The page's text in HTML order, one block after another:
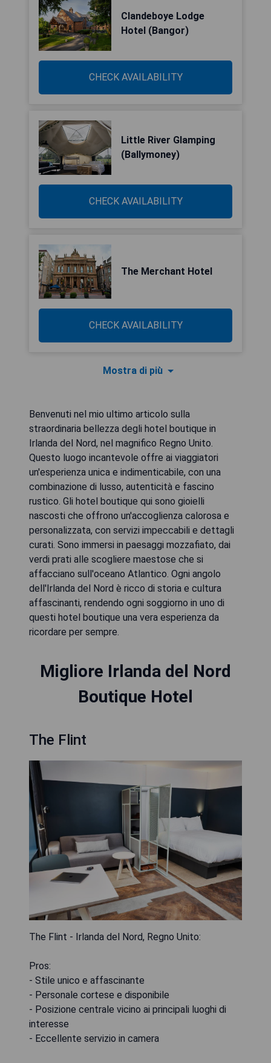
Clandeboye Lodge
Hotel (Bangor)
CHECK AVAILABILITY
Little River Glamping
(Ballymoney)
CHECK AVAILABILITY
The Merchant Hotel
CHECK AVAILABILITY
Mostra di più
Benvenuti nel mio ultimo articolo sulla
straordinaria bellezza degli hotel boutique in
Irlanda del Nord, nel magnifico Regno Unito.
Questo luogo incantevole offre ai viaggiatori
un'esperienza unica e indimenticabile, con una
combinazione di lusso, autenticità e fascino
rustico. Gli hotel boutique qui sono gioielli
nascosti che offrono un'accoglienza calorosa e
personalizzata, con servizi impeccabili e dettagli
curati. Sono immersi in paesaggi mozzafiato, dai
verdi prati alle scogliere maestose che si
affacciano sull'oceano Atlantico. Ogni angolo
dell'Irlanda del Nord è ricco di storia e cultura
affascinanti, rendendo ogni soggiorno in uno di
questi hotel boutique una vera esperienza da
ricordare per sempre.
Migliore Irlanda del Nord
Boutique Hotel
The Flint
The Flint - Irlanda del Nord, Regno Unito:
Pros:
- Stile unico e affascinante
- Personale cortese e disponibile
- Posizione centrale vicino ai principali luoghi di
interesse
- Eccellente servizio in camera